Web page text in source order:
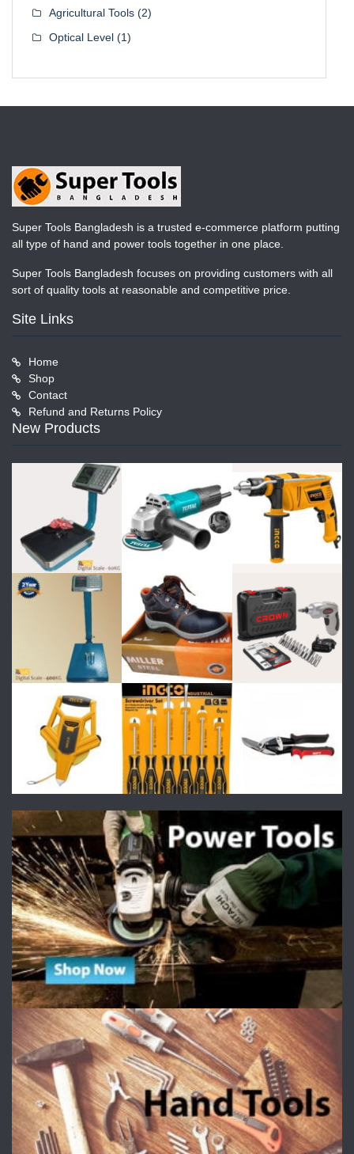
Agricultural Tools (2)
Optical Level (1)
Super Tools Bangladesh is a trusted e-commerce platform putting
all type of hand and power tools together in one place.
Super Tools Bangladesh focuses on providing customers with all
sort of quality tools at reasonable and competitive price.
Site Links
Home
Shop
Contact
Refund and Returns Policy
New Products